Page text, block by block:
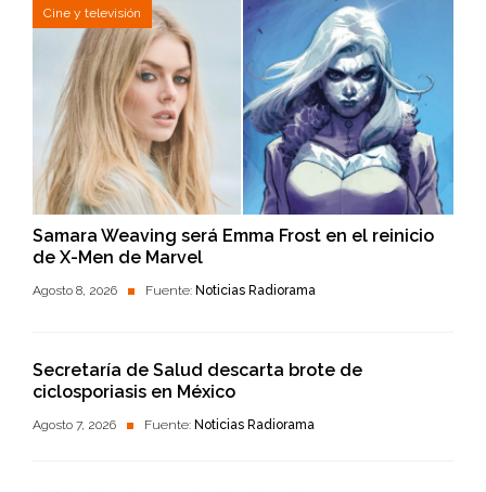
Cine y televisión
Samara Weaving será Emma Frost en el reinicio
de X-Men de Marvel
Agosto 8, 2026 Fuente: Noticias Radiorama
Secretaría de Salud descarta brote de
ciclosporiasis en México
Agosto 7, 2026 Fuente: Noticias Radiorama